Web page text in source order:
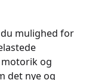
mulighed for
og
det nye og